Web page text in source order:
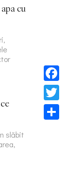
cu
slăbit